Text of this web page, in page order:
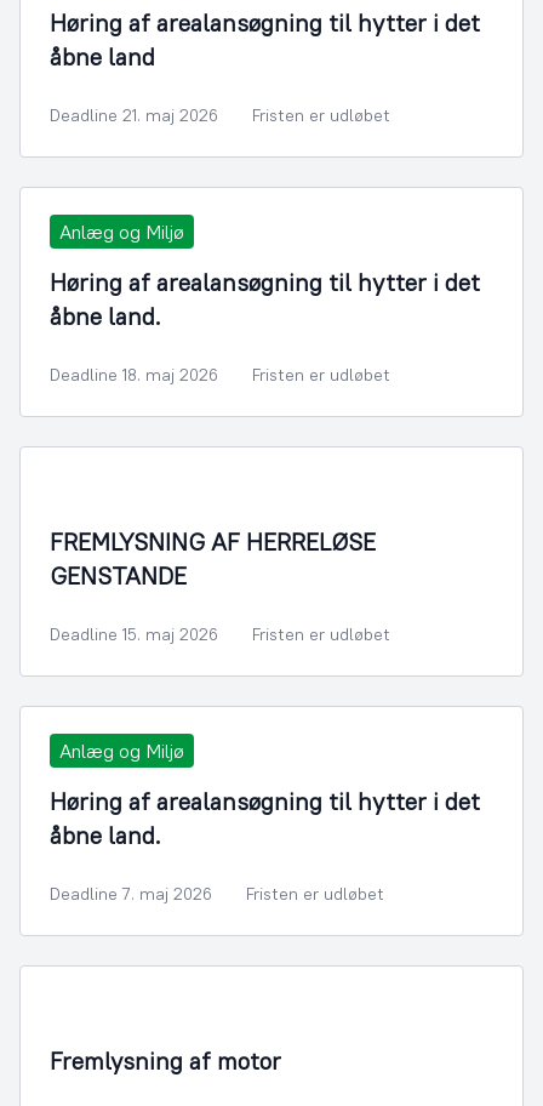
Høring af arealansøgning til hytter i det
åbne land
Deadline 21. maj 2026 Fristen er udløbet
Anlæg og Miljø
Høring af arealansøgning til hytter i det
åbne land.
Deadline 18. maj 2026 Fristen er udløbet
FREMLYSNING AF HERRELØSE
GENSTANDE
Deadline 15. maj 2026 Fristen er udløbet
Anlæg og Miljø
Høring af arealansøgning til hytter i det
åbne land.
Deadline 7. maj 2026 Fristen er udløbet
Fremlysning af motor